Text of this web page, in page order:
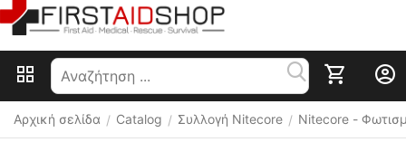
Αρχική σελίδα / Catalog / Συλλογή Nitecore / Nitecore -